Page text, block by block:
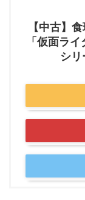
【中古】
「仮面ラ
シリ